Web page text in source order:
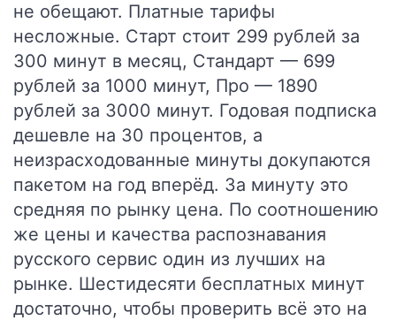
не обещают. Платные тарифы
несложные. Старт стоит 299 рублей за
300 минут в месяц, Стандарт — 699
рублей за 1000 минут, Про — 1890
рублей за 3000 минут. Годовая подписка
дешевле на 30 процентов, а
неизрасходованные минуты докупаются
пакетом на год вперёд. За минуту это
средняя по рынку цена. По соотношению
же цены и качества распознавания
русского сервис один из лучших на
рынке. Шестидесяти бесплатных минут
достаточно, чтобы проверить всё это на